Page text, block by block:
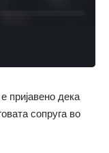
пријавено дека
сопруга во